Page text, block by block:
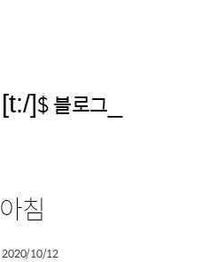
[t:/]$ 블로그
아침
2020/10/12